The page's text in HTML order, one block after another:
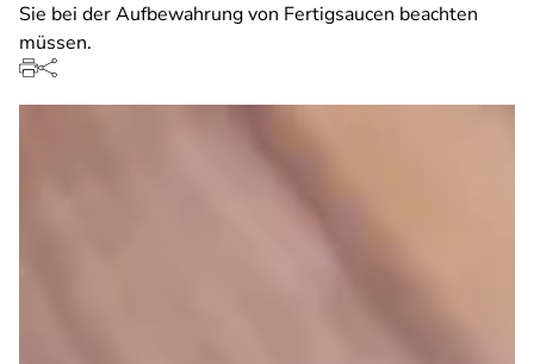
Sie bei der Aufbewahrung von Fertigsaucen beachten
müssen.